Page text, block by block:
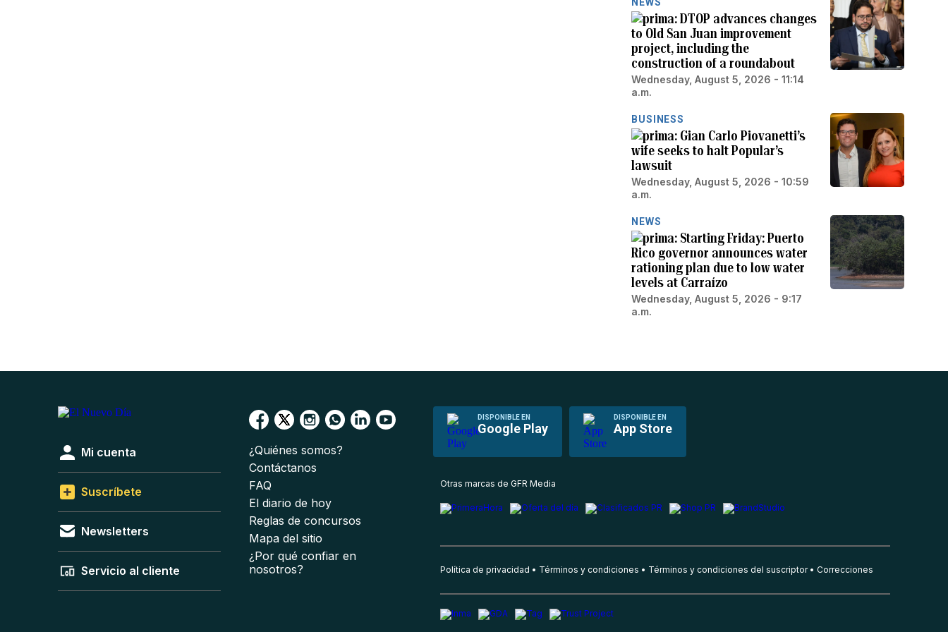
DTOP advances changes
to Old San Juan improvement
project, including the
construction of a roundabout
Wednesday, August 5, 2026 - 11:14
a.m.
BUSINESS
Gian Carlo Piovanetti’s
wife seeks to halt Popular’s
lawsuit
Wednesday, August 5, 2026 - 10:59
a.m.
NEWS
Starting Friday: Puerto
Rico governor announces water
rationing plan due to low water
levels at Carraízo
Wednesday, August 5, 2026 - 9:17
a.m.
DISPONIBLE EN
Google Play
DISPONIBLE EN
App Store
Mi cuenta
Suscríbete
Newsletters
Servicio al cliente
¿Quiénes somos?
Contáctanos
FAQ
El diario de hoy
Reglas de concursos
Mapa del sitio
¿Por qué confiar en
nosotros?
Otras marcas de GFR Media
Política de privacidad Términos y condiciones Términos y condiciones del suscriptor Correcciones